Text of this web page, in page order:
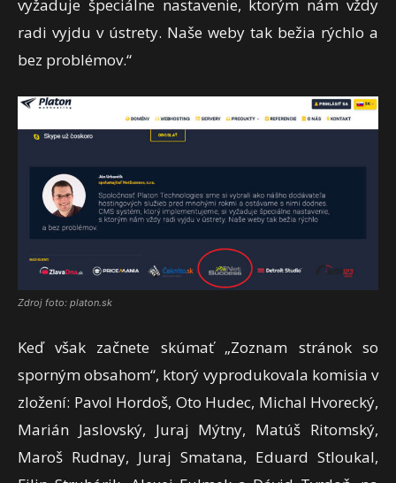
vyžaduje špeciálne nastavenie, ktorým nám vždy
radi vyjdu v ústrety. Naše weby tak bežia rýchlo a
bez problémov.“
Zdroj foto: platon.sk
Keď však začnete skúmať „Zoznam stránok so
sporným obsahom“, ktorý vyprodukovala komisia v
zložení: Pavol Hordoš, Oto Hudec, Michal Hvorecký,
Marián Jaslovský, Juraj Mýtny, Matúš Ritomský,
Maroš Rudnay, Juraj Smatana, Eduard Stloukal,